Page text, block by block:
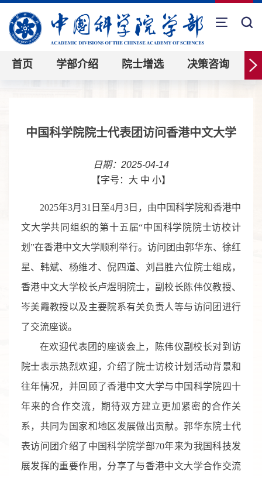
首页 学部介绍 院士增选 决策咨询
中国科学院院士代表团访问香港中文大学
日期：2025-04-14
【字号： 大 中 小】
2025年3月 31 日至4月 3 日，由中国科学院和香港中
文大学共同组织的第十五届“中国科学院院士访校计
划”在香港中文大学顺利举行。访问团由郭华东、徐红
星、韩斌、杨维才、倪四道、刘昌胜六位院士组成，
香港中文大学校长卢煜明院士，副校长陈伟仪教授、
岑美霞教授以及主要院系有关负责人等与访问团进行
了交流座谈。
在欢迎代表团的座谈会上，
陈伟仪副校长对到访
院士表示热烈欢迎，介绍了院士访校计划活动背景和
往年情况，并回顾了香港中文大学与中国科学院四十
年来的合作交流，期待双方建立更加紧密的合作关
系，共同为国家和地区发展做出贡献。郭华东院士代
表访问团介绍了中国科学院学部70年来为我国科技发
展发挥的重要作用， 分享了与香港中文大学合作交流